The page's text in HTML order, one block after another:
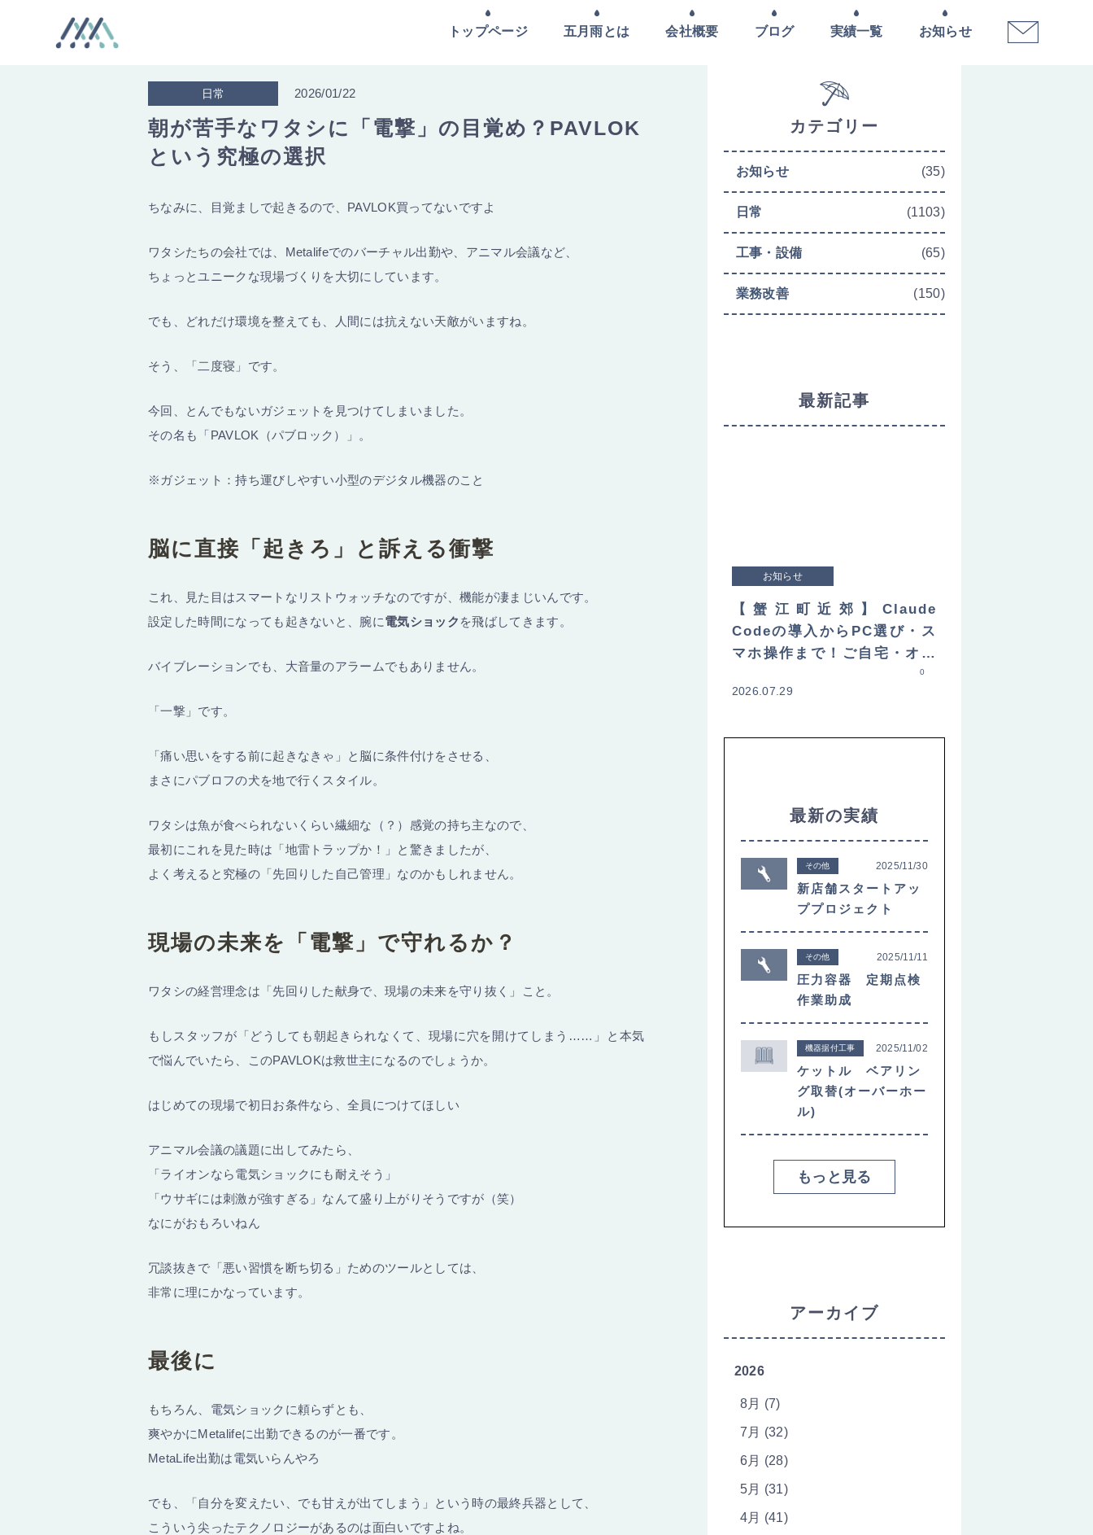
トップページ 五月雨とは 会社概要 ブログ 実績一覧 お知らせ
日常 2026/01/22
朝が苦手なワタシに「電撃」の目覚め？PAVLOK
という究極の選択
ちなみに、目覚ましで起きるので、PAVLOK買ってないですよ
ワタシたちの会社では、Metalifeでのバーチャル出勤や、アニマル会議など、
ちょっとユニークな現場づくりを大切にしています。
でも、どれだけ環境を整えても、人間には抗えない天敵がいますね。
そう、「二度寝」です。
今回、とんでもないガジェットを見つけてしまいました。
その名も「PAVLOK（パブロック）」。
※ガジェット：持ち運びしやすい小型のデジタル機器のこと
脳に直接「起きろ」と訴える衝撃
これ、見た目はスマートなリストウォッチなのですが、機能が凄まじいんです。
設定した時間になっても起きないと、腕に電気ショック を飛ばしてきます。
バイブレーションでも、大音量のアラームでもありません。
「一撃」です。
「痛い思いをする前に起きなきゃ」と脳に条件付けをさせる、
まさにパブロフの犬を地で行くスタイル。
ワタシは魚が食べられないくらい繊細な（？）感覚の持ち主なので、
最初にこれを見た時は「地雷トラップか！」と驚きましたが、
よく考えると究極の「先回りした自己管理」なのかもしれません。
現場の未来を「電撃」で守れるか？
ワタシの経営理念は「先回りした献身で、現場の未来を守り抜く」こと。
もしスタッフが「どうしても朝起きられなくて、現場に穴を開けてしまう……」と本気
で悩んでいたら、このPAVLOKは救世主になるのでしょうか。
はじめての現場で初日お条件なら、全員につけてほしい
アニマル会議の議題に出してみたら、
「ライオンなら電気ショックにも耐えそう」
「ウサギには刺激が強すぎる」なんて盛り上がりそうですが（笑）
なにがおもろいねん
冗談抜きで「悪い習慣を断ち切る」ためのツールとしては、
非常に理にかなっています。
最後に
もちろん、電気ショックに頼らずとも、
爽やかにMetalifeに出勤できるのが一番です。
MetaLife出勤は電気いらんやろ
でも、「自分を変えたい、でも甘えが出てしまう」という時の最終兵器として、
こういう尖ったテクノロジーがあるのは面白いですよね。
カテゴリー
お知らせ (35)
日常 (1103)
工事・設備 (65)
業務改善 (150)
最新記事
お知らせ
【蟹江町近郊】Claude
Codeの導入からPC選び・ス
マホ操作まで！ご自宅・オフ
ィスへ直接訪問してレクチャ
ーします
2026.07.29
0
最新の実績
その他 2025/11/30
新店舗スタートアッ
ププロジェクト
その他 2025/11/11
圧力容器 定期点検
作業助成
機器据付工事 2025/11/02
ケットル ベアリン
グ取替(オーバーホー
ル)
もっと見る
アーカイブ
2026
8月 (7)
7月 (32)
6月 (28)
5月 (31)
4月 (41)